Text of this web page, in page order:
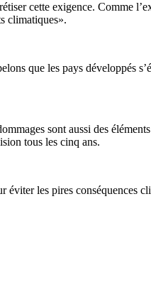
cette exigence. Comme
climatiques».
que les pays développés
sont aussi des
tous les cinq ans.
les pires conséquences